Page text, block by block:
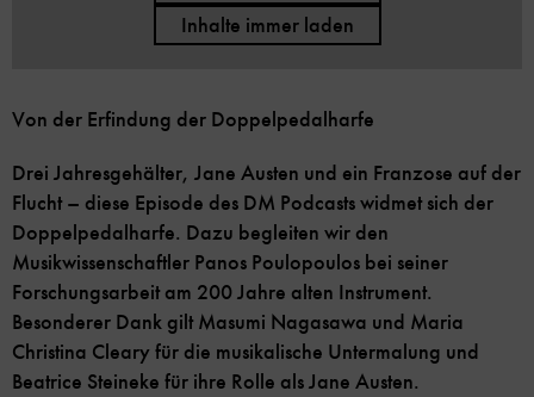
Inhalte immer laden
Von der Erfindung der Doppelpedalharfe
Drei Jahresgehälter, Jane Austen und ein Franzose auf der
Flucht – diese Episode des DM Podcasts widmet sich der
Doppelpedalharfe. Dazu begleiten wir den
Musikwissenschaftler Panos Poulopoulos bei seiner
Forschungsarbeit am 200 Jahre alten Instrument.
Besonderer Dank gilt Masumi Nagasawa und Maria
Christina Cleary für die musikalische Untermalung und
Beatrice Steineke für ihre Rolle als Jane Austen.